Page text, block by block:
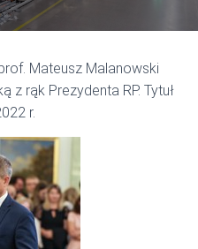
G
Mateusz Malanowski
z rąk Prezydenta RP. Tytuł
r.